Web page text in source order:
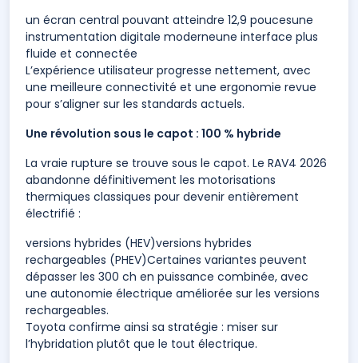
un écran central pouvant atteindre 12,9 poucesune
instrumentation digitale moderneune interface plus
fluide et connectée
L’expérience utilisateur progresse nettement, avec
une meilleure connectivité et une ergonomie revue
pour s’aligner sur les standards actuels.
Une révolution sous le capot : 100 % hybride
La vraie rupture se trouve sous le capot. Le RAV4 2026
abandonne définitivement les motorisations
thermiques classiques pour devenir entièrement
électrifié :
versions hybrides (HEV)versions hybrides
rechargeables (PHEV)Certaines variantes peuvent
dépasser les 300 ch en puissance combinée, avec
une autonomie électrique améliorée sur les versions
rechargeables.
Toyota confirme ainsi sa stratégie : miser sur
l’hybridation plutôt que le tout électrique.